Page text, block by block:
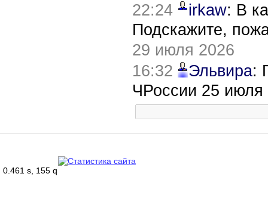
22:24
irkaw: В
Подскажите,
29 июля 2026
16:32
Эльвира:
ЧРоссии 25 июля
0.461 s, 155 q